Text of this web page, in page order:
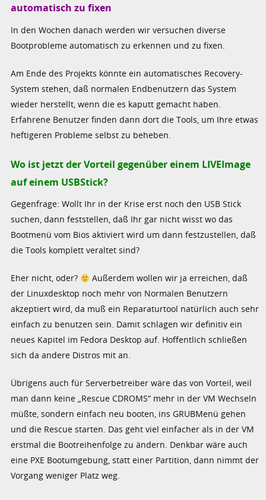
automatisch zu fixen
In den Wochen danach werden wir versuchen diverse
Bootprobleme automatisch zu erkennen und zu fixen.
Am Ende des Projekts könnte ein automatisches Recovery-
System stehen, daß normalen Endbenutzern das System
wieder herstellt, wenn die es kaputt gemacht haben.
Erfahrene Benutzer finden dann dort die Tools, um Ihre etwas
heftigeren Probleme selbst zu beheben.
Wo ist jetzt der Vorteil gegenüber einem LIVEImage
auf einem USBStick?
Gegenfrage: Wollt Ihr in der Krise erst noch den USB Stick
suchen, dann feststellen, daß Ihr gar nicht wisst wo das
Bootmenü vom Bios aktiviert wird um dann festzustellen, daß
die Tools komplett veraltet sind?
Eher nicht, oder?
Außerdem wollen wir ja erreichen, daß
der Linuxdesktop noch mehr von Normalen Benutzern
akzeptiert wird, da muß ein Reparaturtool natürlich auch sehr
einfach zu benutzen sein. Damit schlagen wir definitiv ein
neues Kapitel im Fedora Desktop auf. Hoffentlich schließen
sich da andere Distros mit an.
Übrigens auch für Serverbetreiber wäre das von Vorteil, weil
man dann keine „Rescue CDROMS“ mehr in der VM Wechseln
müßte, sondern einfach neu booten, ins GRUBMenü gehen
und die Rescue starten. Das geht viel einfacher als in der VM
erstmal die Bootreihenfolge zu ändern. Denkbar wäre auch
eine PXE Bootumgebung, statt einer Partition, dann nimmt der
Vorgang weniger Platz weg.